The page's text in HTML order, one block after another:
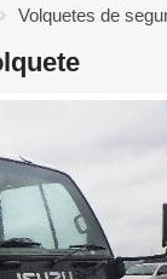
Volquetes de